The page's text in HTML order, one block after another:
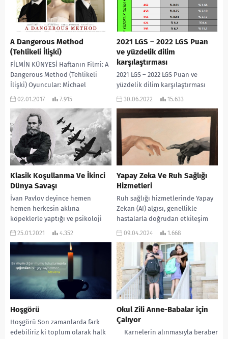
A Dangerous Method
(Tehlikeli İlişki)
FİLMİN KÜNYESİ Haftanın Filmi: A
Dangerous Method (Tehlikeli
İlişki) Oyuncular: Michael
Fassbender, Keira Knightley,
Yönetmen: David...
02.01.2017 7.915
2021 LGS – 2022 LGS Puan
ve yüzdelik dilim
karşılaştırması
2021 LGS – 2022 LGS Puan ve
yüzdelik dilim karşılaştırması
30.06.2022 15.633
Klasik Koşullanma Ve İkinci
Dünya Savaşı
İvan Pavlov deyince hemen
hemen herkesin aklına
köpeklerle yaptığı ve psikoloji
tarihine geçen o meşhur deney
25.01.2021 4.352
Yapay Zeka Ve Ruh Sağlığı
Hizmetleri
Ruh sağlığı hizmetlerinde Yapay
Zekan (AI) algısı, genellikle
hastalarla doğrudan etkileşim
olmaksızın, randevuların
gibi arka planda bir...
09.04.2024 1.668
Hoşgörü
Hoşgörü Son zamanlarda fark
edebiliriz ki toplum olarak halk
Okul Zili Anne-Babalar için
Çalıyor
Karnelerin alınmasıyla beraber